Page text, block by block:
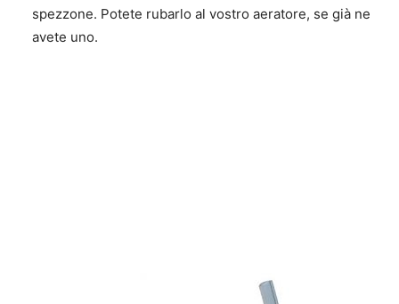
spezzone. Potete rubarlo al vostro aeratore, se già ne
avete uno.